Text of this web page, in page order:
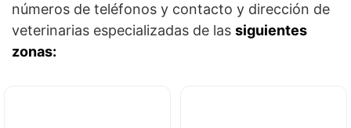
números de teléfonos y contacto y dirección de
veterinarias especializadas de las siguientes
zonas: